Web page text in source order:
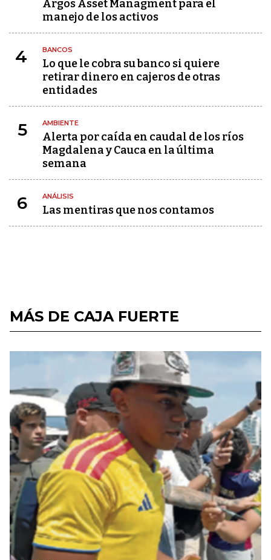
Argos Asset Managment para el
manejo de los activos
4 BANCOS
Lo que le cobra su banco si quiere
retirar dinero en cajeros de otras
entidades
5 AMBIENTE
Alerta por caída en caudal de los ríos
Magdalena y Cauca en la última
semana
6 ANÁLISIS
Las mentiras que nos contamos
MÁS DE CAJA FUERTE